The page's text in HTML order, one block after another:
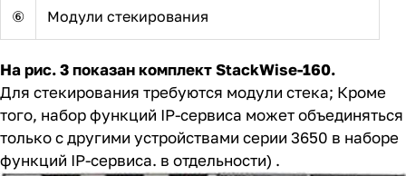
⑥ Модули стекирования
На рис. 3 показан комплект StackWise-160.
Для стекирования требуются модули стека; Кроме
того, набор функций IP-сервиса может объединяться
только с другими устройствами серии 3650 в наборе
функций IP-сервиса. в отдельности) .